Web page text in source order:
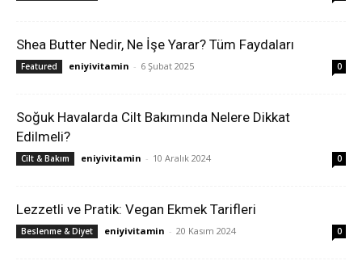
Shea Butter Nedir, Ne İşe Yarar? Tüm Faydaları
Featured eniyivitamin - 6 Şubat 2025 0
Soğuk Havalarda Cilt Bakımında Nelere Dikkat
Edilmeli?
Cilt & Bakım eniyivitamin - 10 Aralık 2024 0
Lezzetli ve Pratik: Vegan Ekmek Tarifleri
Beslenme & Diyet eniyivitamin - 20 Kasım 2024 0